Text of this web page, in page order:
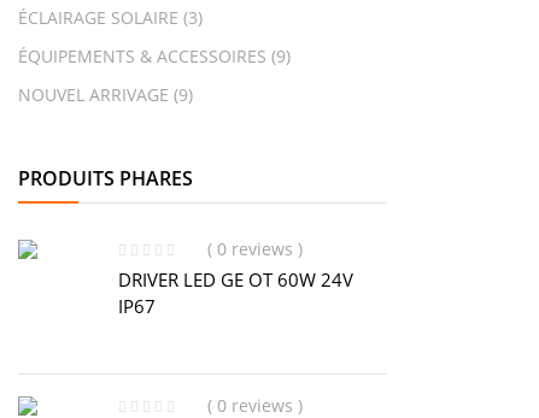
ÉCLAIRAGE SOLAIRE (3)
ÉQUIPEMENTS & ACCESSOIRES (9)
NOUVEL ARRIVAGE (9)
PRODUITS PHARES
( 0 reviews )
DRIVER LED GE OT 60W 24V
IP67
( 0 reviews )